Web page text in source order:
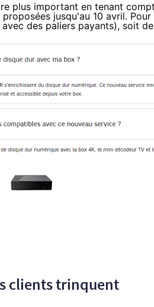
plus important en tenant
jusqu'au 10 avril.
des paliers payants), soit
clients trinquent